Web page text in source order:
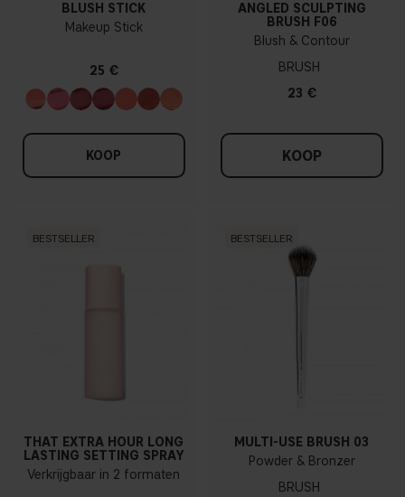
BLUSH STICK
Makeup Stick
25 €
KOOP
ANGLED SCULPTING
BRUSH F06
Blush & Contour
BRUSH
23 €
KOOP
BESTSELLER
THAT EXTRA HOUR LONG
LASTING SETTING SPRAY
Verkrijgbaar in 2 formaten
BESTSELLER
MULTI-USE BRUSH 03
Powder & Bronzer
BRUSH